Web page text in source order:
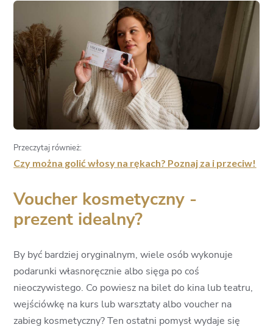
Przeczytaj również:
Czy można golić włosy na rękach? Poznaj za i przeciw!
Voucher kosmetyczny -
prezent idealny?
By być bardziej oryginalnym, wiele osób wykonuje
podarunki własnoręcznie albo sięga po coś
nieoczywistego. Co powiesz na bilet do kina lub teatru,
wejściówkę na kurs lub warsztaty albo voucher na
zabieg kosmetyczny? Ten ostatni pomysł wydaje się